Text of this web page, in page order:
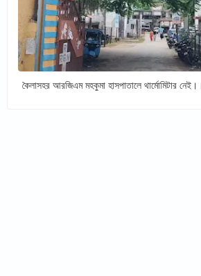
কৈলাসহর আরজিএম মহকুমা হাসপাতালে থার্মোমিটার